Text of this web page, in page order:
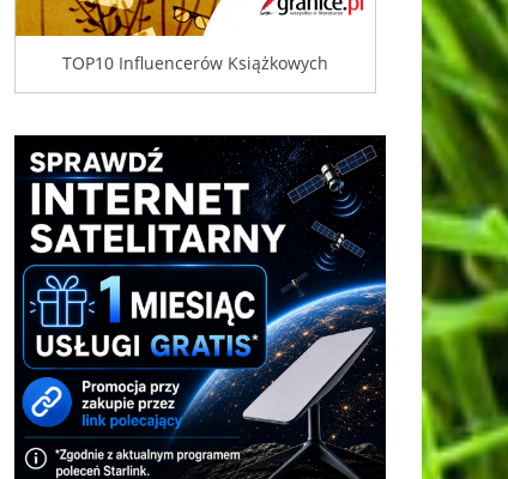
TOP10 Influencerów Książkowych